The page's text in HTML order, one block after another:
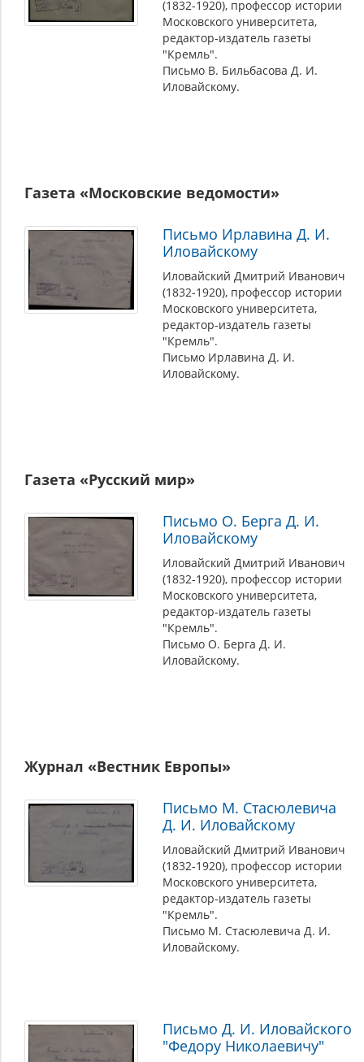
(1832-1920), профессор истории
Московского университета,
редактор-издатель газеты
"Кремль".
Письмо В. Бильбасова Д. И.
Иловайскому.
Газета «Московские ведомости»
Письмо Ирлавина Д. И.
Иловайскому
Иловайский Дмитрий Иванович
(1832-1920), профессор истории
Московского университета,
редактор-издатель газеты
"Кремль".
Письмо Ирлавина Д. И.
Иловайскому.
Газета «Русский мир»
Письмо О. Берга Д. И.
Иловайскому
Иловайский Дмитрий Иванович
(1832-1920), профессор истории
Московского университета,
редактор-издатель газеты
"Кремль".
Письмо О. Берга Д. И.
Иловайскому.
Журнал «Вестник Европы»
Письмо М. Стасюлевича
Д. И. Иловайскому
Иловайский Дмитрий Иванович
(1832-1920), профессор истории
Московского университета,
редактор-издатель газеты
"Кремль".
Письмо М. Стасюлевича Д. И.
Иловайскому.
Письмо Д. И. Иловайского
"Федору Николаевичу"